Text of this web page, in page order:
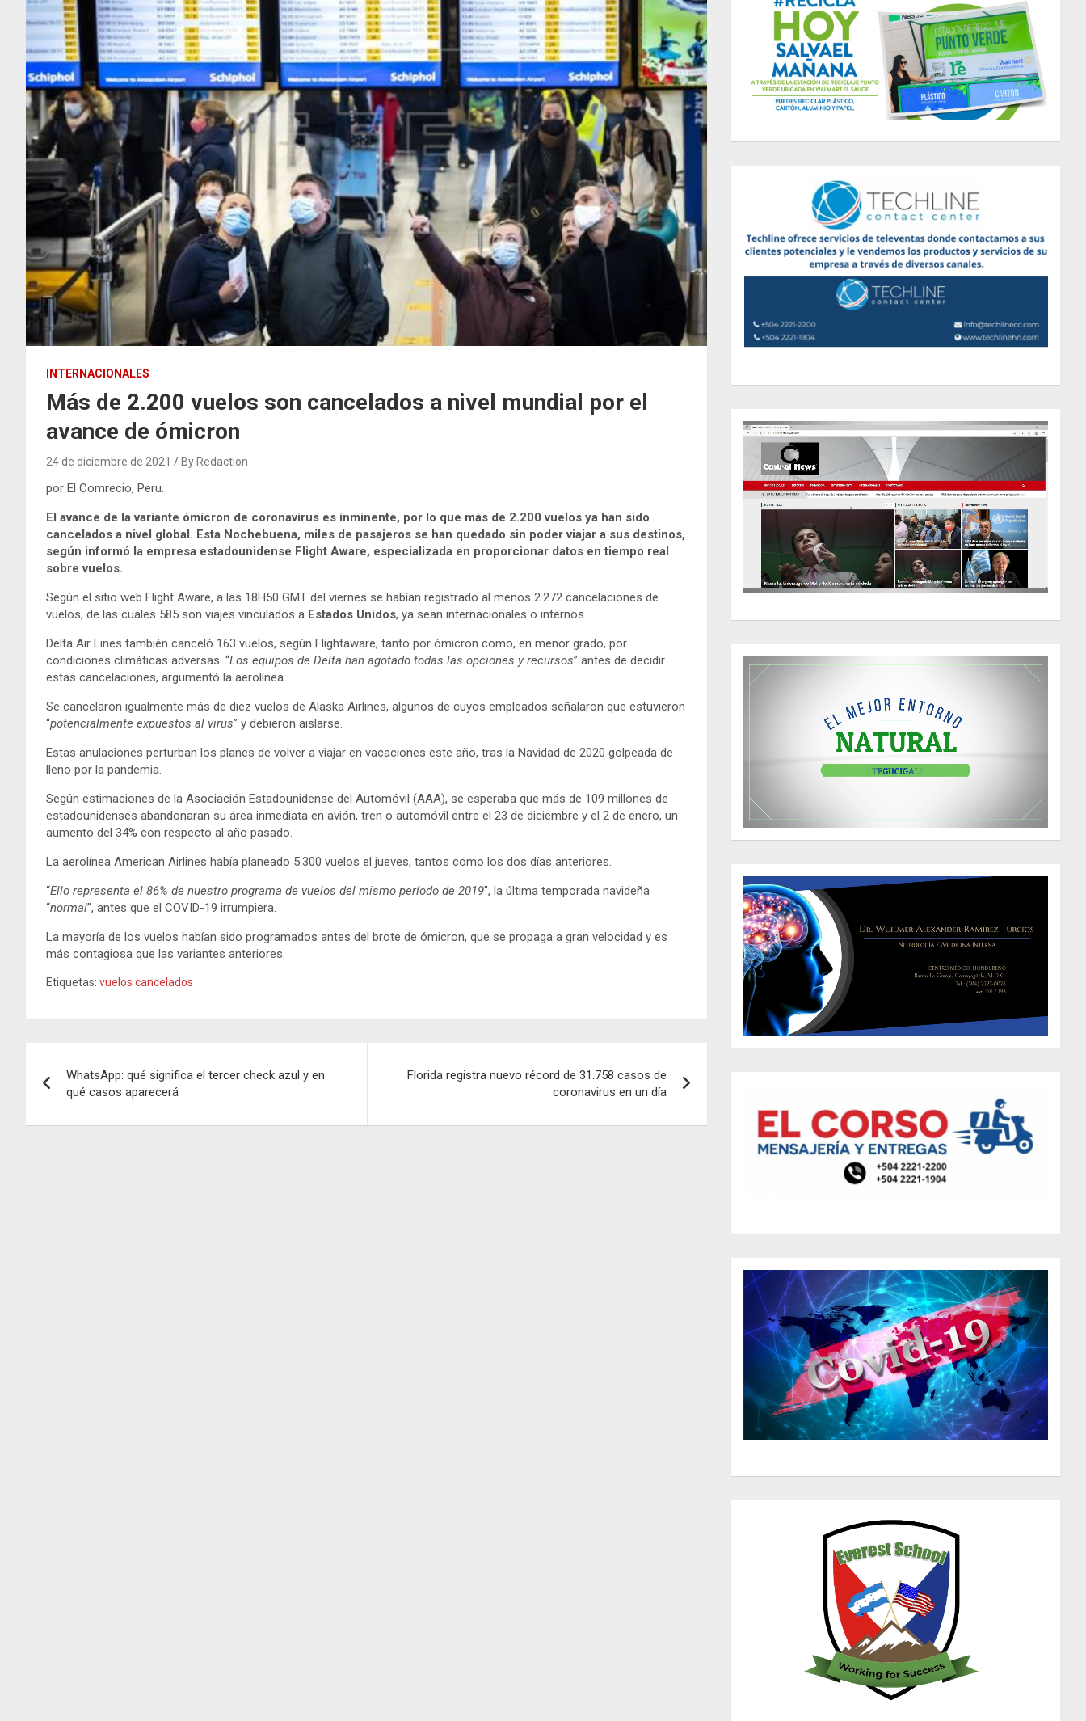
INTERNACIONALES
Más de 2.200 vuelos son cancelados a nivel mundial por el
avance de ómicron
24 de diciembre de 2021 By Redaction
por El Comrecio, Peru.
El avance de la variante ómicron de coronavirus es inminente, por lo que más de 2.200 vuelos ya han sido
cancelados a nivel global. Esta Nochebuena, miles de pasajeros se han quedado sin poder viajar a sus destinos,
según informó la empresa estadounidense Flight Aware, especializada en proporcionar datos en tiempo real
sobre vuelos.
Según el sitio web Flight Aware, a las 18H50 GMT del viernes se habían registrado al menos 2.272 cancelaciones de
vuelos, de las cuales 585 son viajes vinculados a Estados Unidos, ya sean internacionales o internos.
Delta Air Lines también canceló 163 vuelos, según Flightaware, tanto por ómicron como, en menor grado, por
condiciones climáticas adversas. “Los equipos de Delta han agotado todas las opciones y recursos” antes de decidir
estas cancelaciones, argumentó la aerolínea.
Se cancelaron igualmente más de diez vuelos de Alaska Airlines, algunos de cuyos empleados señalaron que estuvieron
“potencialmente expuestos al virus” y debieron aislarse.
Estas anulaciones perturban los planes de volver a viajar en vacaciones este año, tras la Navidad de 2020 golpeada de
lleno por la pandemia.
Según estimaciones de la Asociación Estadounidense del Automóvil (AAA), se esperaba que más de 109 millones de
estadounidenses abandonaran su área inmediata en avión, tren o automóvil entre el 23 de diciembre y el 2 de enero, un
aumento del 34% con respecto al año pasado.
La aerolínea American Airlines había planeado 5.300 vuelos el jueves, tantos como los dos días anteriores.
“Ello representa el 86% de nuestro programa de vuelos del mismo período de 2019″, la última temporada navideña
“normal”, antes que el COVID-19 irrumpiera.
La mayoría de los vuelos habían sido programados antes del brote de ómicron, que se propaga a gran velocidad y es
más contagiosa que las variantes anteriores.
Etiquetas: vuelos cancelados
de
entradas
WhatsApp: qué significa el tercer check azul y en
qué casos aparecerá
Florida registra nuevo récord de 31.758 casos de
coronavirus en un día